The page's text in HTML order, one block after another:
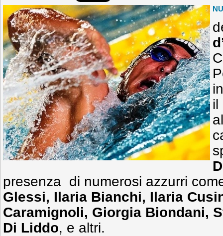
il
presenza di numerosi azzurri
Glessi, Ilaria Bianchi, Ilaria
Caramignoli, Giorgia Biondani,
Di Liddo, e altri.